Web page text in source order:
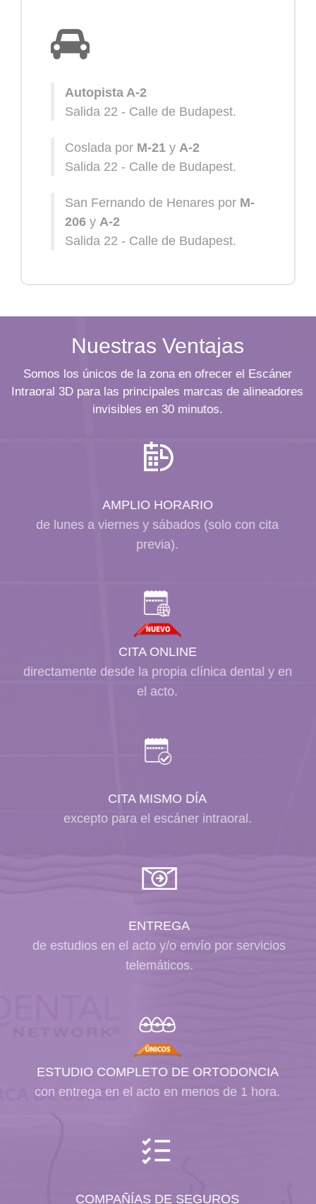
Autopista A-2
Salida 22 - Calle de Budapest.
Coslada por M-21y A-2
Salida 22 - Calle de Budapest.
San Fernando de Henares por M-
206y A-2
Salida 22 - Calle de Budapest.
Nuestras Ventajas
Somos los únicos de la zona en ofrecer el Escáner
Intraoral 3D para las principales marcas de alineadores
invisibles en 30 minutos.
AMPLIO HORARIO
de lunes a viernes y sábados (solo con cita
previa).
CITA ONLINE
directamente desde la propia clínica dental y en
el acto.
CITA MISMO DÍA
excepto para el escáner intraoral.
ENTREGA
de estudios en el acto y/o envío por servicios
telemáticos.
ESTUDIO COMPLETO DE ORTODONCIA
con entrega en el acto en menos de 1 hora.
COMPAÑÍAS DE SEGUROS